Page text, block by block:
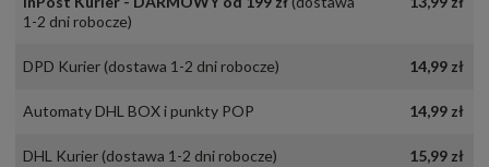
1-2 dni robocze)
DPD Kurier (dostawa 1-2 dni robocze) 14,99 zł
Automaty DHL BOX i punkty POP 14,99 zł
DHL Kurier (dostawa 1-2 dni robocze) 15,99 zł